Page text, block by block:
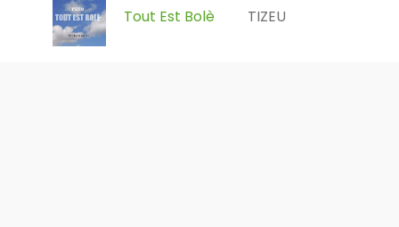
Tout Est Bolè TIZEU